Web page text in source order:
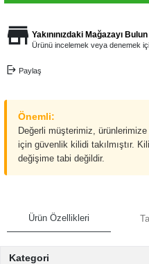
Yakınınızdaki Mağazayı Bulun
Ürünü incelemek veya denemek
Paylaş
Önemli:
Değerli müşterimiz,
için güvenlik kilidi takılmıştır.
değişime tabi değildir.
Ürün Özellikleri
Kategori